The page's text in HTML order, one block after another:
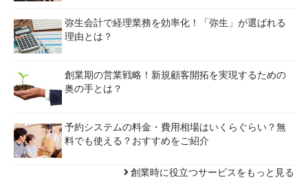
弥生会計で経理業務を効率化！「弥生」が選ばれる
理由とは？
創業期の営業戦略！新規顧客開拓を実現するための
奥の手とは？
予約システムの料金・費用相場はいくらぐらい？無
料でも使える？おすすめをご紹介
創業時に役立つサービスをもっと見る